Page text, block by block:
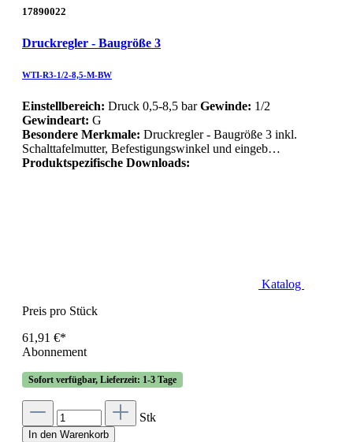
17890022
Druckregler - Baugröße 3
WTI-R3-1/2-8,5-M-BW
Einstellbereich: Druck 0,5-8,5 barGewinde: 1/2
Gewindeart: G
Besondere Merkmale: Druckregler - Baugröße 3 inkl.
Schalttafelmutter, Befestigungswinkel und eingeb…
Produktspezifische Downloads:
Katalog
Preis pro Stück
61,91 €*
Abonnement
Sofort verfügbar, Lieferzeit: 1-3 Tage
Stk
In den Warenkorb